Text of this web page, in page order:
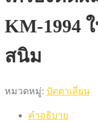
KM-1994
สนิม
หมวดหมู่: ปัตตาเลี่ยน
คำอธิบาย